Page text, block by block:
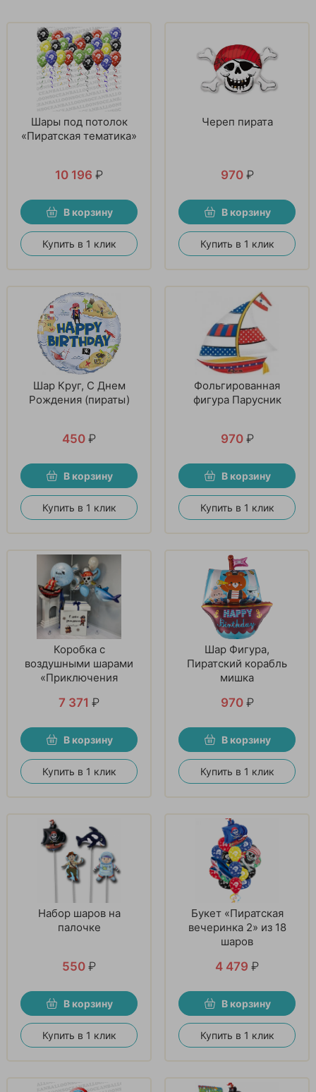
Шары под потолок
«Пиратская тематика»
10 196 ₽
В корзину
Купить в 1 клик
Череп пирата
970 ₽
В корзину
Купить в 1 клик
Шар Круг, С Днем
Рождения (пираты)
450 ₽
В корзину
Купить в 1 клик
Фольгированная
фигура Парусник
970 ₽
В корзину
Купить в 1 клик
Коробка с
воздушными шарами
«Приключения
7 371 ₽
В корзину
Купить в 1 клик
Шар Фигура,
Пиратский корабль
мишка
970 ₽
В корзину
Купить в 1 клик
Набор шаров на
палочке
550 ₽
В корзину
Купить в 1 клик
Букет «Пиратская
вечеринка 2» из 18
шаров
4 479 ₽
В корзину
Купить в 1 клик